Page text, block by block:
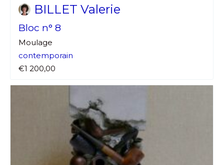
BILLET Valerie
Bloc n° 8
Moulage
contemporain
€1 200,00